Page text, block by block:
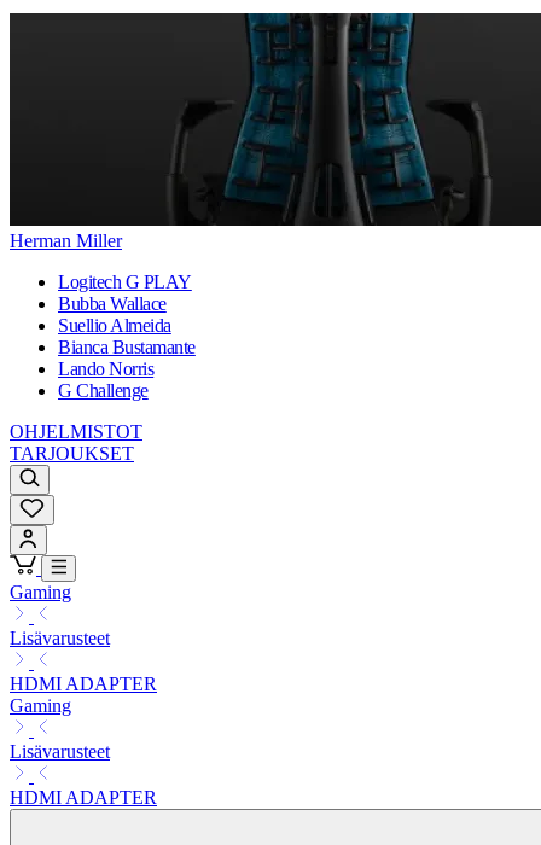
Herman Miller
Logitech G PLAY
Bubba Wallace
Suellio Almeida
Bianca Bustamante
Lando Norris
G Challenge
OHJELMISTOT
TARJOUKSET
Gaming
Lisävarusteet
HDMI ADAPTER
Gaming
Lisävarusteet
HDMI ADAPTER